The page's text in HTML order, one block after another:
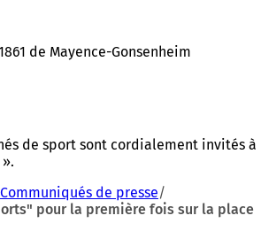
de Mayence-Gonsenheim
de sport sont cordialement invités à
Communiqués de presse
pour la première fois sur la place